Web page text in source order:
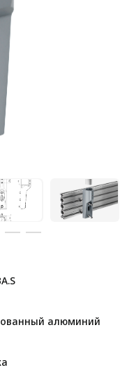
NEW!
профиля
алюминий